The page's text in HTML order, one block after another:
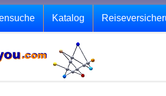
Katalog